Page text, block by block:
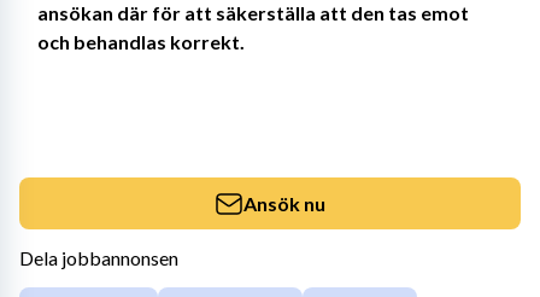
ansökan där för att säkerställa att den tas emot
och behandlas korrekt.
Ansök nu
Dela jobbannonsen